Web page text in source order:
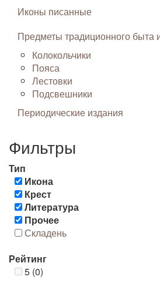
Иконы писанные
Предметы традиционного быта
Колокольчики
Пояса
Лестовки
Подсвешники
Периодические издания
Фильтры
Тип
Икона
Крест
Литература
Прочее
Складень
Рейтинг
5 (0)